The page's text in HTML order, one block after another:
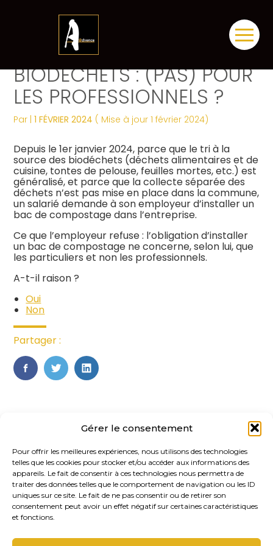
Gérer le consentement
Pour offrir les meilleures expériences, nous utilisons des technologies
telles que les cookies pour stocker et/ou accéder aux informations des
appareils. Le fait de consentir à ces technologies nous permettra de
traiter des données telles que le comportement de navigation ou les ID
uniques sur ce site. Le fait de ne pas consentir ou de retirer son
consentement peut avoir un effet négatif sur certaines caractéristiques
et fonctions.
Créer et reprendre une activité
Piloter votre entreprise
Développer votre entreprise
Construire votre patrimoine
Digitalisation
Tous nos services
Fiscalité
Social
Juridique
Audit
Gestion Administrative
Veille Juridique
Piloter votre gestion
Gérer vos ressources humaines
Dématérialiser vos documents
Confiez votre secrétariat
Juridique
Nos engagements
Notre équipe engagée
Nos domaines d’expertise
Nos partenaires
Révélez votre singularité
Digitalisation
La vie du cabinet
Nos offres d’emploi
Le processus de recrutement
Postulez dès maintenant
TRI À LA SOURCE DES
BIODÉCHETS : (PAS) POUR
LES PROFESSIONNELS ?
Par |1 FÉVRIER 2024 ( Mise à jour 1 février 2024)
Depuis le 1er janvier 2024, parce que le tri à la
source des biodéchets (déchets alimentaires et de
cuisine, tontes de pelouse, feuilles mortes, etc.) est
généralisé, et parce que la collecte séparée des
déchets n’est pas mise en place dans la commune,
un salarié demande à son employeur d’installer un
bac de compostage dans l’entreprise.
Ce que l’employeur refuse : l’obligation d’installer
un bac de compostage ne concerne, selon lui, que
les particuliers et non les professionnels.
A-t-il raison ?
Oui
Non
Partager :
FaceBook
TwitterLinkedIn
Footer
Principale
20, rue des Gaudines 78100 – Saint
Germain-en-Laye